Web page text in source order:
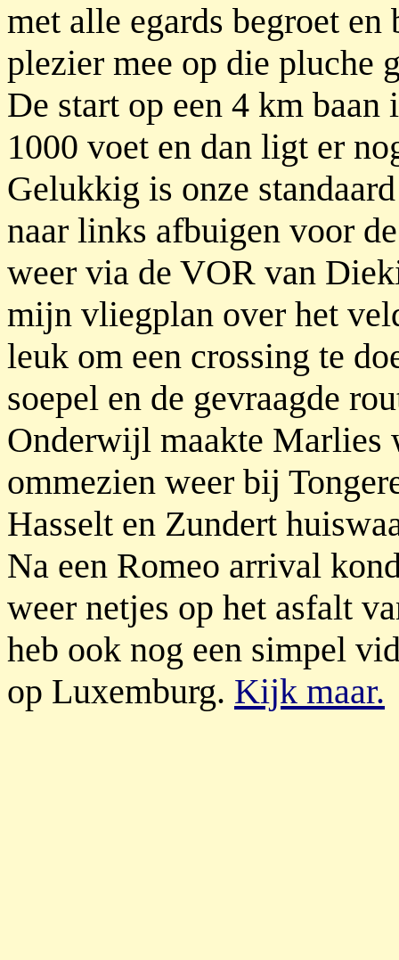
met alle egards begroet
plezier mee op die pluche
De start op een 4 km baan
1000 voet en dan ligt er
Gelukkig is onze
naar links afbuigen voor
weer via de VOR van
mijn vliegplan over het
leuk om een crossing te
soepel en de gevraagde
Onderwijl maakte Marlies
ommezien weer bij
Hasselt en Zundert
Na een Romeo arrival
weer netjes op het asfalt
heb ook nog een simpel
op Luxemburg. Kijk maar.